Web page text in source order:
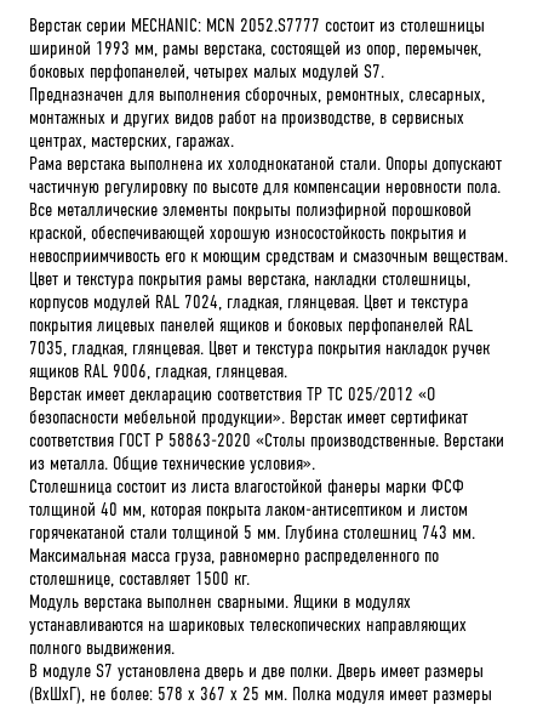
Верстак серии MECHANIC: MCN 2052.S7777 состоит из столешницы
шириной 1993 мм, рамы верстака, состоящей из опор, перемычек,
боковых перфопанелей, четырех малых модулей S7.
Предназначен для выполнения сборочных, ремонтных, слесарных,
монтажных и других видов работ на производстве, в сервисных
центрах, мастерских, гаражах.
Рама верстака выполнена их холоднокатаной стали. Опоры допускают
частичную регулировку по высоте для компенсации неровности пола.
Все металлические элементы покрыты полиэфирной порошковой
краской, обеспечивающей хорошую износостойкость покрытия и
невосприимчивость его к моющим средствам и смазочным веществам.
Цвет и текстура покрытия рамы верстака, накладки столешницы,
корпусов модулей RAL 7024, гладкая, глянцевая. Цвет и текстура
покрытия лицевых панелей ящиков и боковых перфопанелей RAL
7035, гладкая, глянцевая. Цвет и текстура покрытия накладок ручек
ящиков RAL 9006, гладкая, глянцевая.
Верстак имеет декларацию соответствия ТР ТС 025/2012 «О
безопасности мебельной продукции». Верстак имеет сертификат
соответствия ГОСТ Р 58863-2020 «Столы производственные. Верстаки
из металла. Общие технические условия».
Столешница состоит из листа влагостойкой фанеры марки ФСФ
толщиной 40 мм, которая покрыта лаком-антисептиком и листом
горячекатаной стали толщиной 5 мм. Глубина столешниц 743 мм.
Максимальная масса груза, равномерно распределенного по
столешнице, составляет 1500 кг.
Модуль верстака выполнен сварными. Ящики в модулях
устанавливаются на шариковых телескопических направляющих
полного выдвижения.
В модуле S7 установлена дверь и две полки. Дверь имеет размеры
(ВхШхГ), не более: 578 х 367 х 25 мм. Полка модуля имеет размеры